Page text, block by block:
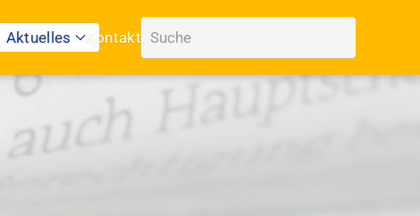
Aktuelles Kontakt